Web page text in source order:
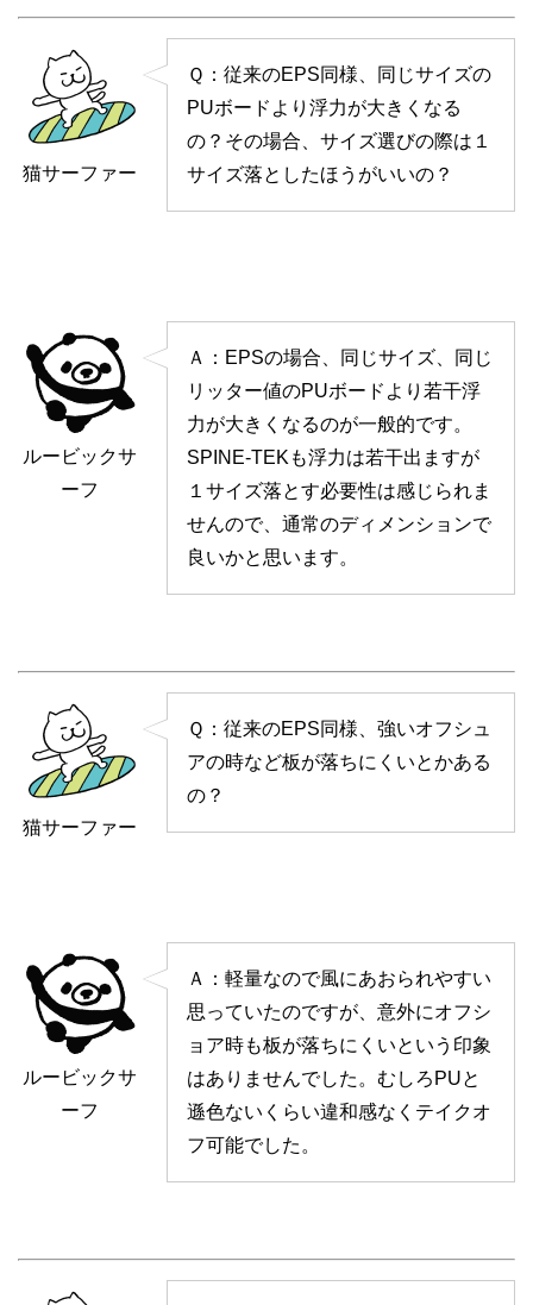
猫サーファー
Ｑ：従来のEPS同様、同じサイズの
PUボードより浮力が大きくなる
の？その場合、サイズ選びの際は１
サイズ落としたほうがいいの？
ルービックサ
ーフ
Ａ：EPSの場合、同じサイズ、同じ
リッター値のPUボードより若干浮
力が大きくなるのが一般的です。
SPINE-TEKも浮力は若干出ますが
１サイズ落とす必要性は感じられま
せんので、通常のディメンションで
良いかと思います。
猫サーファー
Ｑ：従来のEPS同様、強いオフシュ
アの時など板が落ちにくいとかある
の？
ルービックサ
ーフ
Ａ：軽量なので風にあおられやすい
思っていたのですが、意外にオフシ
ョア時も板が落ちにくいという印象
はありませんでした。むしろPUと
遜色ないくらい違和感なくテイクオ
フ可能でした。